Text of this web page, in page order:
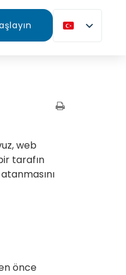
web
tarafın
önce